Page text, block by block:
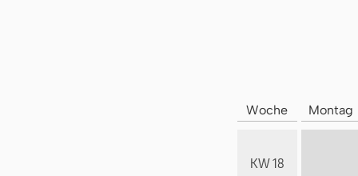
Woche Montag
KW 18